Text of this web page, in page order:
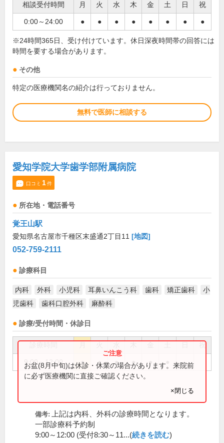
相談受付時間 月 火 水 木 金 土 日 祝
0:00～24:00 ● ● ● ● ● ● ● ●
※24時間365日、受け付けています。休日深夜時間帯の回答には
時間を要する場合があります。
その他
特定の医療機関名の紹介は行っておりません。
無料で医師に相談する
愛知学院大学歯学部附属病院
口コミ 1件
所在地・電話番号
覚王山駅
愛知県名古屋市千種区末盛通2丁目11 [地図]
052-759-2111
診療科目
内科 外科 小児科 耳鼻いんこう科 歯科 矯正歯科
小
児歯科
歯科口腔外科 麻酔科
診療/受付時間・休診日
祝
9:00～12:00 ● ● ● ● ●
お盆(8月中旬)は休診・休業の場合があります。来院前
に必ず医療機関に直接ご確認ください。
×閉じる
備考:
上記は内科、外科の診療時間となります。
一部診療科予約制
9:00～12:00 (受付8:30～11...(続きを読む)